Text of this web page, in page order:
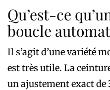
Qu’est-ce
boucle
Il s’agit d’une variété
est très utile. La
un ajustement exact de